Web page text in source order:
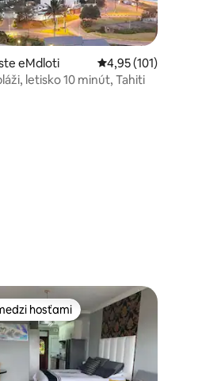
z 5, počet hodnotení: 170
eMdloti Priemerné
4,95 (101)
letisko 10 minút, Tahiti
hosťami
hosťami